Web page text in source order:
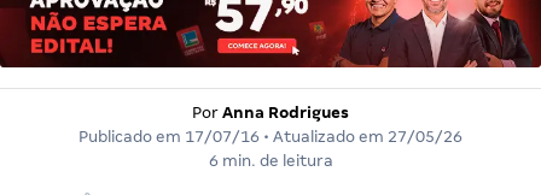
Por Anna Rodrigues
Publicado em 17/07/16 • Atualizado em 27/05/26
6 min. de leitura